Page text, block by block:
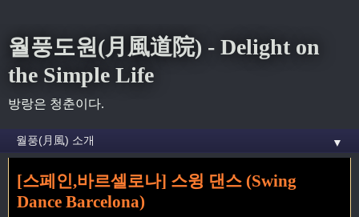
월풍도원(月風道院) - Delight on
the Simple Life
방랑은 청춘이다.
▼
» 스윙 꼬리가 달린 글
[스페인,바르셀로나] 스윙 댄스 (Swing
Dance Barcelona)